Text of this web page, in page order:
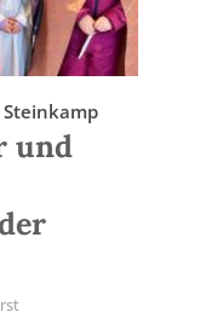
und